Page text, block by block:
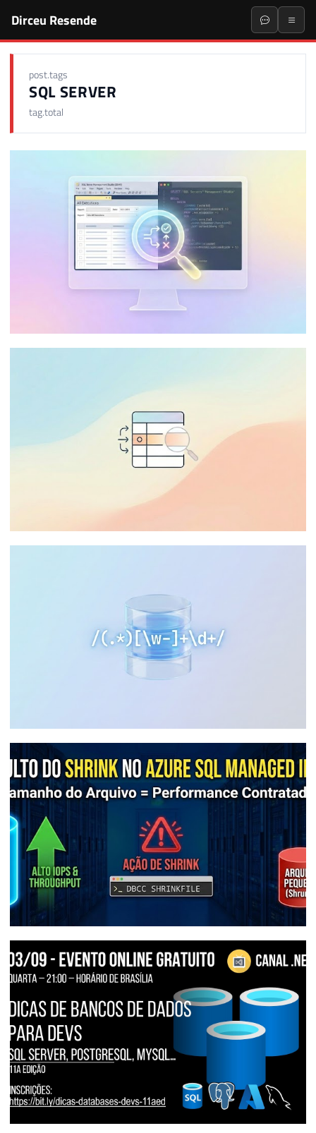
Dirceu Resende
post.tags
SQL SERVER
tag.total
SQL Server - Como consultar o histórico
Integration Services Catalog (SSISDB)
03 de janeiro de 2026 6 min de leitura
SQL Server - Change Tracking vs CDC:
rastreamento de dados leve
31 de dezembro de 2025 15 min de leitura
SQL Server 2025 - Finalmente temos
expressão regular (regex) nativamente
30 de dezembro de 2025 29 min de leitura
Azure SQL Managed Instance - Cuidado!
Por que o Shrink pode acabar com a sua
performance
28 de dezembro de 2025 5 min de leitura